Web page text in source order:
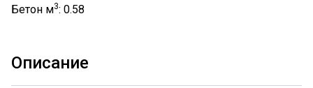
Бетон м3: 0.58
Описание